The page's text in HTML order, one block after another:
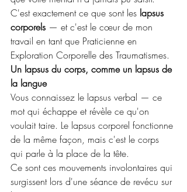
C'est exactement ce que sont les lapsus
corporels — et c'est le cœur de mon
travail en tant que Praticienne en
Exploration Corporelle des Traumatismes.
Un lapsus du corps, comme un lapsus de
la langue
Vous connaissez le lapsus verbal — ce
mot qui échappe et révèle ce qu'on
voulait taire. Le lapsus corporel fonctionne
de la même façon, mais c'est le corps
qui parle à la place de la tête.
Ce sont ces mouvements involontaires qui
surgissent lors d'une séance de revécu sur